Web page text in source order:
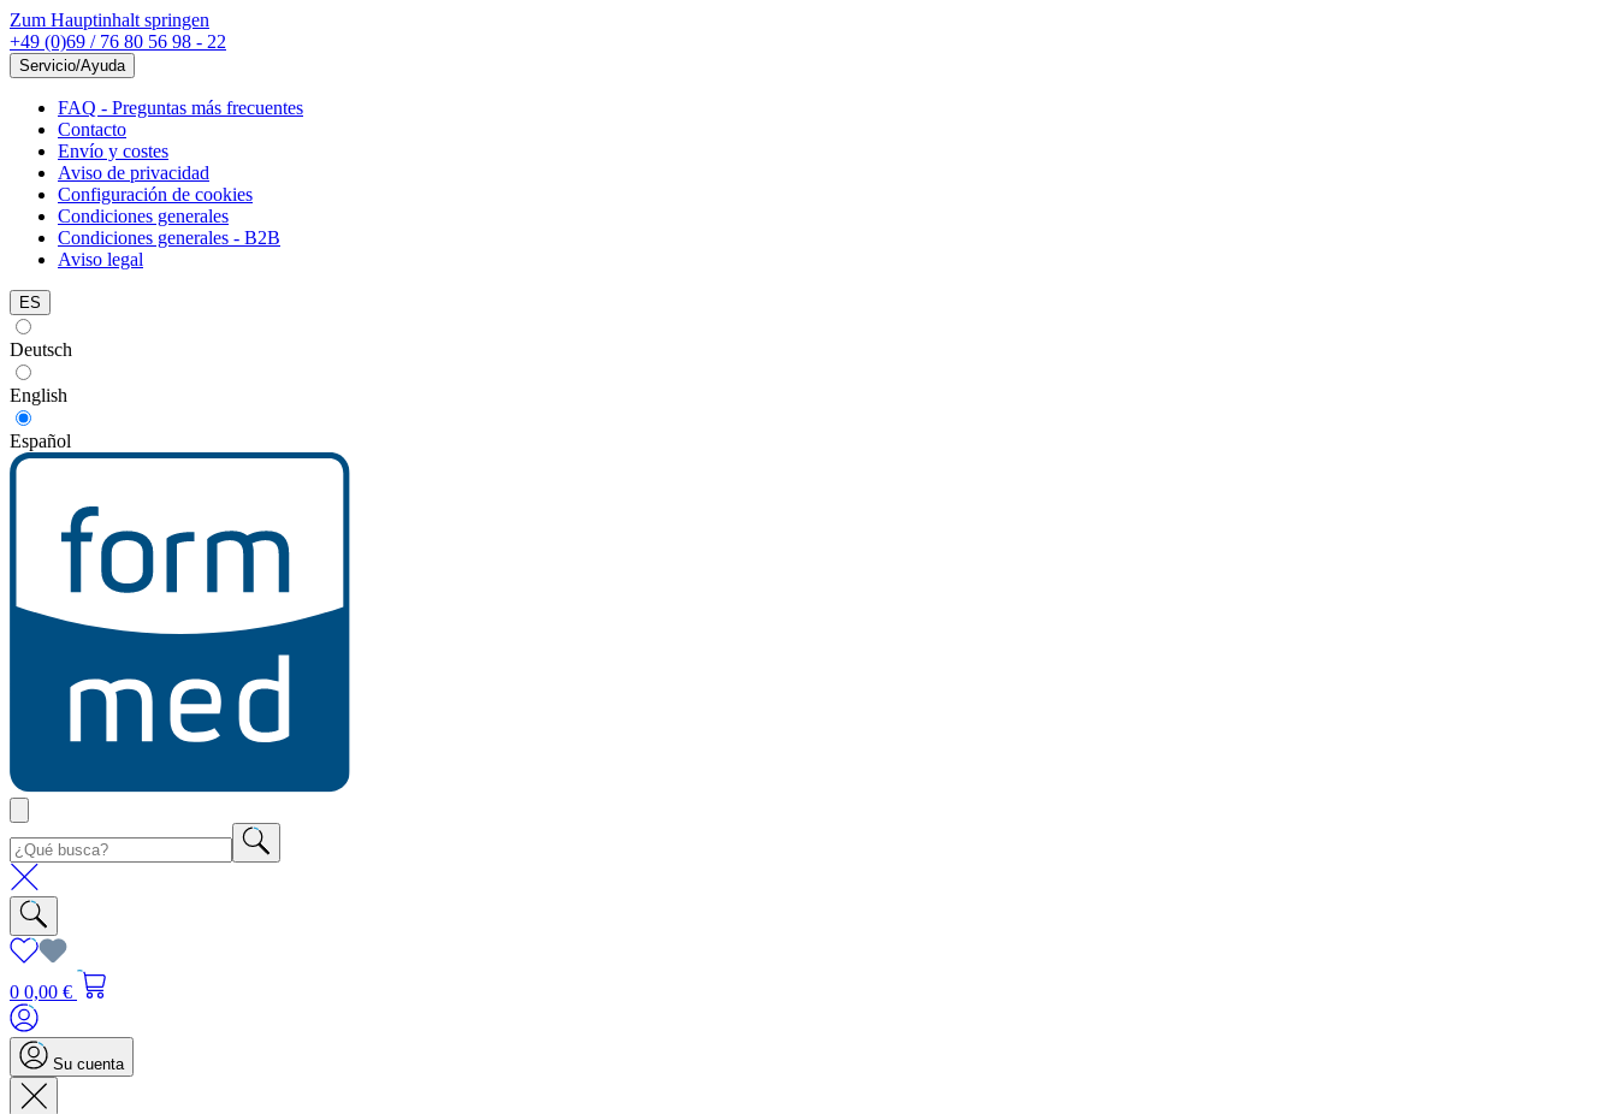
Zum Hauptinhalt springen
+49 (0)69 / 76 80 56 98 - 22
Servicio/Ayuda
FAQ - Preguntas más frecuentes
Contacto
Envío y costes
Aviso de privacidad
Configuración de cookies
Condiciones generales
Condiciones generales - B2B
Aviso legal
ES
Deutsch
English
Español
0 0,00 €
Su cuenta